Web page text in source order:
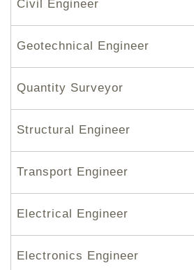
Civil Engineer
Geotechnical Engineer
Quantity Surveyor
Structural Engineer
Transport Engineer
Electrical Engineer
Electronics Engineer